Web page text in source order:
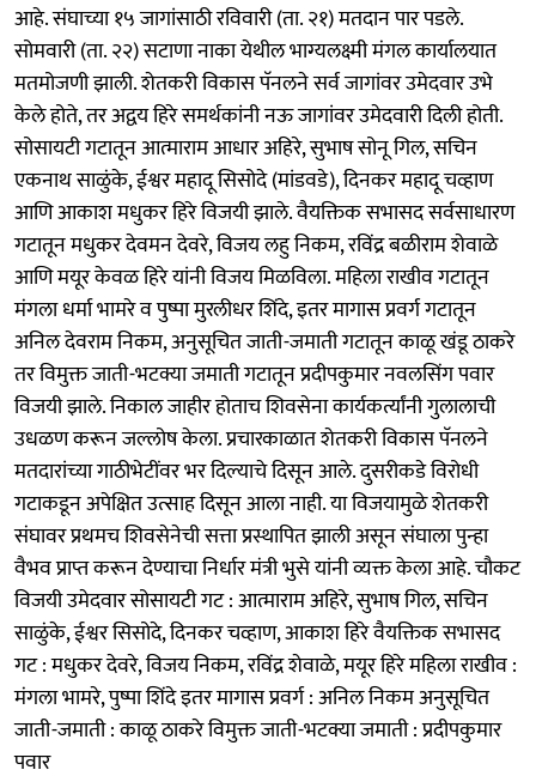
आहे. संघाच्या १५ जागांसाठी रविवारी (ता. २१) मतदान पार पडले.
सोमवारी (ता. २२) सटाणा नाका येथील भाग्यलक्ष्मी मंगल कार्यालयात
मतमोजणी झाली. शेतकरी विकास पॅनलने सर्व जागांवर उमेदवार उभे
केले होते, तर अद्वय हिरे समर्थकांनी नऊ जागांवर उमेदवारी दिली होती.
सोसायटी गटातून आत्माराम आधार अहिरे, सुभाष सोनू गिल, सचिन
एकनाथ साळुंके, ईश्वर महादू सिसोदे (मांडवडे), दिनकर महादू चव्हाण
आणि आकाश मधुकर हिरे विजयी झाले. वैयक्तिक सभासद सर्वसाधारण
गटातून मधुकर देवमन देवरे, विजय लहु निकम, रविंद्र बळीराम शेवाळे
आणि मयूर केवळ हिरे यांनी विजय मिळविला. महिला राखीव गटातून
मंगला धर्मा भामरे व पुष्पा मुरलीधर शिंदे, इतर मागास प्रवर्ग गटातून
अनिल देवराम निकम, अनुसूचित जाती-जमाती गटातून काळू खंडू ठाकरे
तर विमुक्त जाती-भटक्या जमाती गटातून प्रदीपकुमार नवलसिंग पवार
विजयी झाले. निकाल जाहीर होताच शिवसेना कार्यकर्त्यांनी गुलालाची
उधळण करून जल्लोष केला. प्रचारकाळात शेतकरी विकास पॅनलने
मतदारांच्या गाठीभेटींवर भर दिल्याचे दिसून आले. दुसरीकडे विरोधी
गटाकडून अपेक्षित उत्साह दिसून आला नाही. या विजयामुळे शेतकरी
संघावर प्रथमच शिवसेनेची सत्ता प्रस्थापित झाली असून संघाला पुन्हा
वैभव प्राप्त करून देण्याचा निर्धार मंत्री भुसे यांनी व्यक्त केला आहे. चौकट
विजयी उमेदवार सोसायटी गट : आत्माराम अहिरे, सुभाष गिल, सचिन
साळुंके, ईश्वर सिसोदे, दिनकर चव्हाण, आकाश हिरे वैयक्तिक सभासद
गट : मधुकर देवरे, विजय निकम, रविंद्र शेवाळे, मयूर हिरे महिला राखीव :
मंगला भामरे, पुष्पा शिंदे इतर मागास प्रवर्ग : अनिल निकम अनुसूचित
जाती-जमाती : काळू ठाकरे विमुक्त जाती-भटक्या जमाती : प्रदीपकुमार
पवार